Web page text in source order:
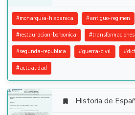
#monarquia-hispanica #antiguo-regimen
#restauracion-borbonica #
#segunda-republica #guerra-civil #
#actualidad
 Historia de